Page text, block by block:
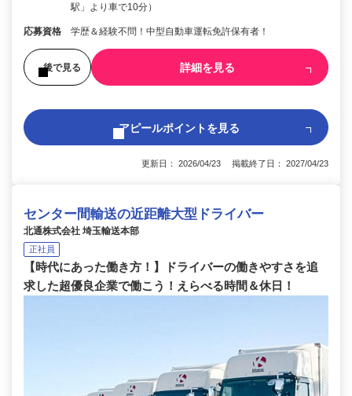
駅」より車で10分）
応募資格 学歴＆経験不問！中型自動車運転免許保有者！
後で見る 詳細を見る
アピールポイントを見る
更新日： 2026/04/23 掲載終了日： 2027/04/23
センター間輸送の近距離大型ドライバー
北通株式会社 埼玉輸送本部
正社員
【時代にあった働き方！】ドライバーの働きやすさを追
求した超優良企業で働こう！えらべる時間＆休日！